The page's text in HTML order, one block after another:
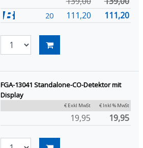
20 111,20 111,20
FGA-13041 Standalone-CO-Detektor mit
Display
€ Exkl MwSt € Inkl % MwSt
19,95 19,95